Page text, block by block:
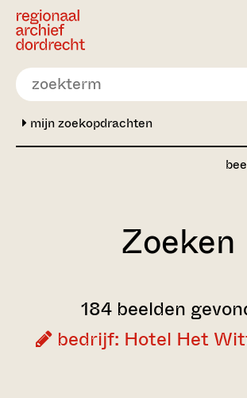
Ga direct naar de inhoud
mijn zoekopdrachten
Zoeken
184 beelden
bedrijf: Hotel Het